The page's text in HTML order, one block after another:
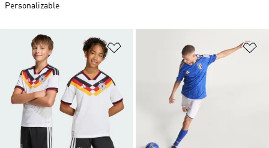
Añadir a la lista de deseos
Personalizable